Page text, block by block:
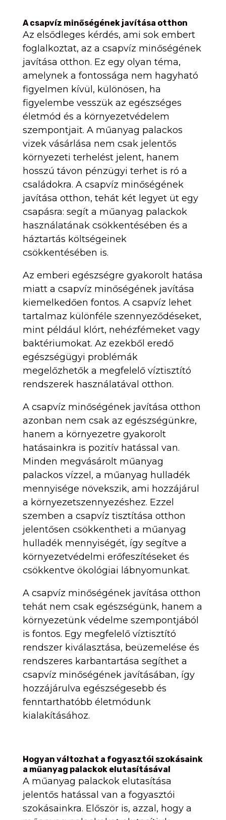
A csapvíz minőségének javítása otthon
Az elsődleges kérdés, ami sok embert
foglalkoztat, az a csapvíz minőségének
javítása otthon. Ez egy olyan téma,
amelynek a fontossága nem hagyható
figyelmen kívül, különösen, ha
figyelembe vesszük az egészséges
életmód és a környezetvédelem
szempontjait. A műanyag palackos
vizek vásárlása nem csak jelentős
környezeti terhelést jelent, hanem
hosszú távon pénzügyi terhet is ró a
családokra. A csapvíz minőségének
javítása otthon, tehát két legyet üt egy
csapásra: segít a műanyag palackok
használatának csökkentésében és a
háztartás költségeinek
csökkentésében is.
Az emberi egészségre gyakorolt hatása
miatt a csapvíz minőségének javítása
kiemelkedően fontos. A csapvíz lehet
tartalmaz különféle szennyeződéseket,
mint például klórt, nehézfémeket vagy
baktériumokat. Az ezekből eredő
egészségügyi problémák
megelőzhetők a megfelelő víztisztító
rendszerek használatával otthon.
A csapvíz minőségének javítása otthon
azonban nem csak az egészségünkre,
hanem a környezetre gyakorolt
hatásainkra is pozitív hatással van.
Minden megvásárolt műanyag
palackos vízzel, a műanyag hulladék
mennyisége növekszik, ami hozzájárul
a környezetszennyezéshez. Ezzel
szemben a csapvíz tisztítása otthon
jelentősen csökkentheti a műanyag
hulladék mennyiségét, így segítve a
környezetvédelmi erőfeszítéseket és
csökkentve ökológiai lábnyomunkat.
A csapvíz minőségének javítása otthon
tehát nem csak egészségünk, hanem a
környezetünk védelme szempontjából
is fontos. Egy megfelelő víztisztító
rendszer kiválasztása, beüzemelése és
rendszeres karbantartása segíthet a
csapvíz minőségének javításában, így
hozzájárulva egészségesebb és
fenntarthatóbb életmódunk
kialakításához.
Hogyan változhat a fogyasztói szokásaink
a műanyag palackok elutasításával
A műanyag palackok elutasítása
jelentős hatással van a fogyasztói
szokásainkra. Először is, azzal, hogy a